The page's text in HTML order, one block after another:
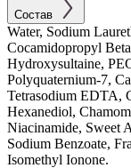
Состав
Water, Sodium
Cocamidopropyl
Hydroxysultaine,
Polyquaternium-7,
Tetrasodium EDTA,
Hexanediol,
Niacinamide, Sweet
Sodium Benzoate,
Isomethyl Ionone.